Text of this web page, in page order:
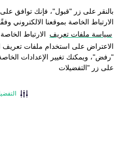
بالنقر على زر "قبول"، فإنك توافق
الارتباط الخاصة بموقعنا الالكتروني
سياسة ملفات تعريف الارتباط
الاعتراض على استخدام ملفات تعريف
"رفض"، ويمكنك تغيير الإعدادات
على زر "التفضيلات
بالنقر على زر "قبول"، فإنك توافق
الارتباط الخاصة بموقعنا الالكتروني
سياسة ملفات تعريف الارتباط
الاعتراض على استخدام ملفات تعريف
"رفض"، ويمكنك تغيير الإعدادات
على زر "التفضيلات